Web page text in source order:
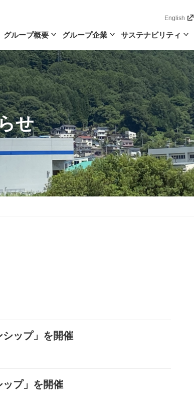
グループ概要 グループ企業 サステナビリティ
English
せ
シップ」を開催
ップ」を開催